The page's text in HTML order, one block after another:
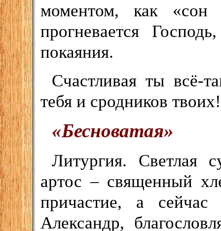
моментом, как
прогневается
покаяния.
Счастливая ты всё-
тебя и сродников твоих!
«Бесноватая»
Литургия. Светлая
артос – священный
причастие, а
Александр,